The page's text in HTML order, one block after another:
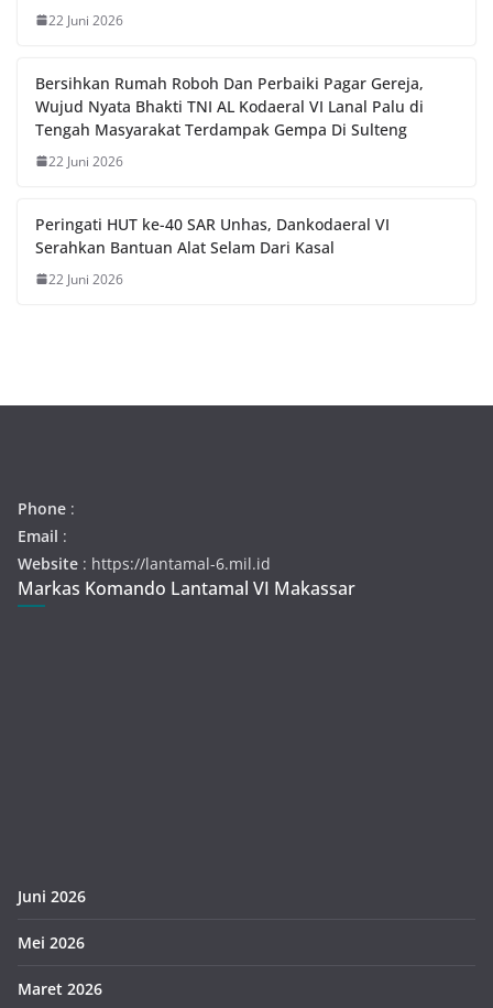
22 Juni 2026
Bersihkan Rumah Roboh Dan Perbaiki Pagar Gereja,
Wujud Nyata Bhakti TNI AL Kodaeral VI Lanal Palu di
Tengah Masyarakat Terdampak Gempa Di Sulteng
22 Juni 2026
Peringati HUT ke-40 SAR Unhas, Dankodaeral VI
Serahkan Bantuan Alat Selam Dari Kasal
22 Juni 2026
Phone :
Email :
Website : https://lantamal-6.mil.id
Markas Komando Lantamal VI Makassar
Juni 2026
Mei 2026
Maret 2026